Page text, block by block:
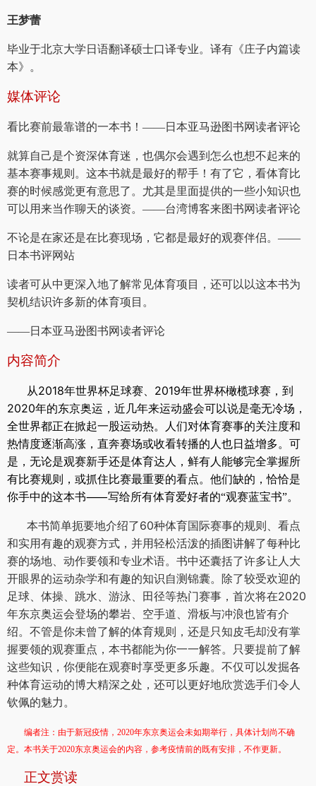
王梦蕾
毕业于北京大学日语翻译硕士口译专业。译有《庄子内篇读
本》。
媒体评论
看比赛前最靠谱的一本书！——日本亚马逊图书网读者评论
就算自己是个资深体育迷，也偶尔会遇到怎么也想不起来的
基本赛事规则。这本书就是最好的帮手！有了它，看体育比
赛的时候感觉更有意思了。尤其是里面提供的一些小知识也
可以用来当作聊天的谈资。——台湾博客来图书网读者评论
不论是在家还是在比赛现场，它都是最好的观赛伴侣。——
日本书评网站
读者可从中更深入地了解常见体育项目，还可以以这本书为
契机结识许多新的体育项目。
——日本亚马逊图书网读者评论
内容简介
从2018年世界杯足球赛、 2019年世界杯橄榄球赛，到
2020年的东京奥运，近几年来运动盛会可以说是毫无冷场，
全世界都正在掀起一股运动热。人们对体育赛事的关注度和
热情度逐渐高涨，直奔赛场或收看转播的人也日益增多。可
是，无论是观赛新手还是体育达人，鲜有人能够完全掌握所
有比赛规则，或抓住比赛最重要的看点。他们缺的，恰恰是
你手中的这本书⸺写给所有体育爱好者的“观赛蓝宝书”。
本书简单扼要地介绍了60种体育国际赛事的规则、看点
和实用有趣的观赛方式，并用轻松活泼的插图讲解了每种比
赛的场地、动作要领和专业术语。书中还囊括了许多让人大
开眼界的运动杂学和有趣的知识自测锦囊。除了较受欢迎的
足球、体操、跳水、游泳、田径等热门赛事，首次将在2020
年东京奥运会登场的攀岩、空手道、滑板与冲浪也皆有介
绍。不管是你未曾了解的体育规则，还是只知皮毛却没有掌
握要领的观赛重点，本书都能为你一一解答。只要提前了解
这些知识，你便能在观赛时享受更多乐趣。不仅可以发掘各
种体育运动的博大精深之处，还可以更好地欣赏选手们令人
钦佩的魅力。
编者注：由于新冠疫情，2020年东京奥运会未如期举行，具体计划尚不确
定。本书关于2020东京奥运会的内容，参考疫情前的既有安排，不作更新。
正文赏读